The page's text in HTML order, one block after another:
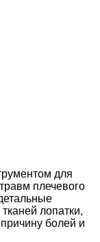
для
плечевого
лопатки,
болей и